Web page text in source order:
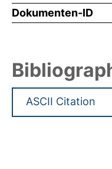
Dokumenten-ID